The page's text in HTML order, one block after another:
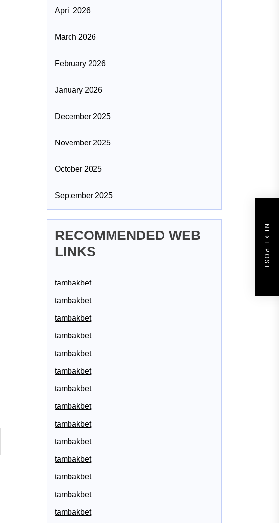
NEXT POST
April 2026
March 2026
February 2026
January 2026
December 2025
November 2025
October 2025
September 2025
RECOMMENDED WEB
LINKS
tambakbet
tambakbet
tambakbet
tambakbet
tambakbet
tambakbet
tambakbet
tambakbet
tambakbet
tambakbet
tambakbet
tambakbet
tambakbet
tambakbet